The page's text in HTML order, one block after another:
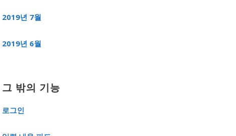
2019년 7월
2019년 6월
그 밖의 기능
로그인